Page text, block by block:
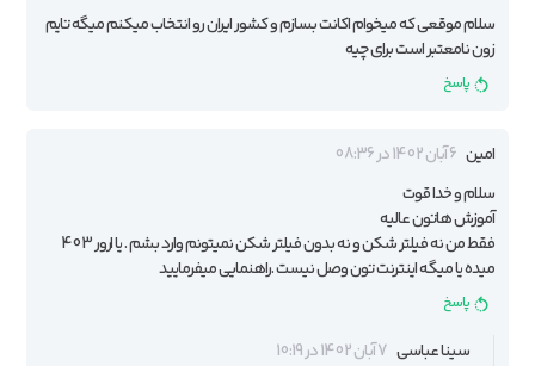
سلام موقعی که میخوام اکانت بسازم و کشور ایران رو انتخاب میکنم میگه تایم
زون نامعتبر است برای چیه
پاسخ
امین 6 آبان 1402 در 08:36
سلام و خدا قوت
آموزش هاتون عالیه
فقط من نه فیلتر شکن و نه بدون فیلتر شکن نمیتونم وارد بشم . یا ارور 403
میده یا میگه اینترنت تون وصل نیست .راهنمایی میفرمایید
پاسخ
سینا عباسی 7 آبان 1402 در 10:19